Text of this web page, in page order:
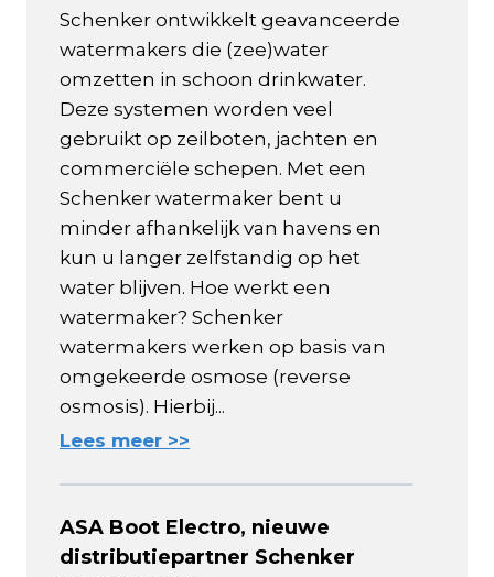
Schenker ontwikkelt geavanceerde
watermakers die (zee)water
omzetten in schoon drinkwater.
Deze systemen worden veel
gebruikt op zeilboten, jachten en
commerciële schepen. Met een
Schenker watermaker bent u
minder afhankelijk van havens en
kun u langer zelfstandig op het
water blijven. Hoe werkt een
watermaker? Schenker
watermakers werken op basis van
omgekeerde osmose (reverse
osmosis). Hierbij...
Lees meer >>
ASA Boot Electro, nieuwe
distributiepartner Schenker